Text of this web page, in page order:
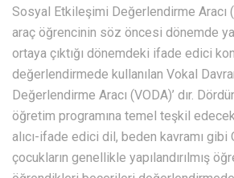
Sosyal Etkileşimi Değerlendirme Aracı
araç öğrencinin söz öncesi dönemde ya
ortaya çıktığı dönemdeki ifade edici
değerlendirmede kullanılan Vokal
Değerlendirme Aracı (VODA)’ dır.
öğretim programına temel teşkil
alıcı-ifade edici dil, beden kavramı gibi
çocukların genellikle yapılandırılmış